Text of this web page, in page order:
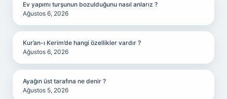
Ev yapımı turşunun bozulduğunu nasıl anlarız ?
Ağustos 6, 2026
Kur’an-ı Kerim’de hangi özellikler vardır ?
Ağustos 6, 2026
Ayağın üst tarafına ne denir ?
Ağustos 5, 2026